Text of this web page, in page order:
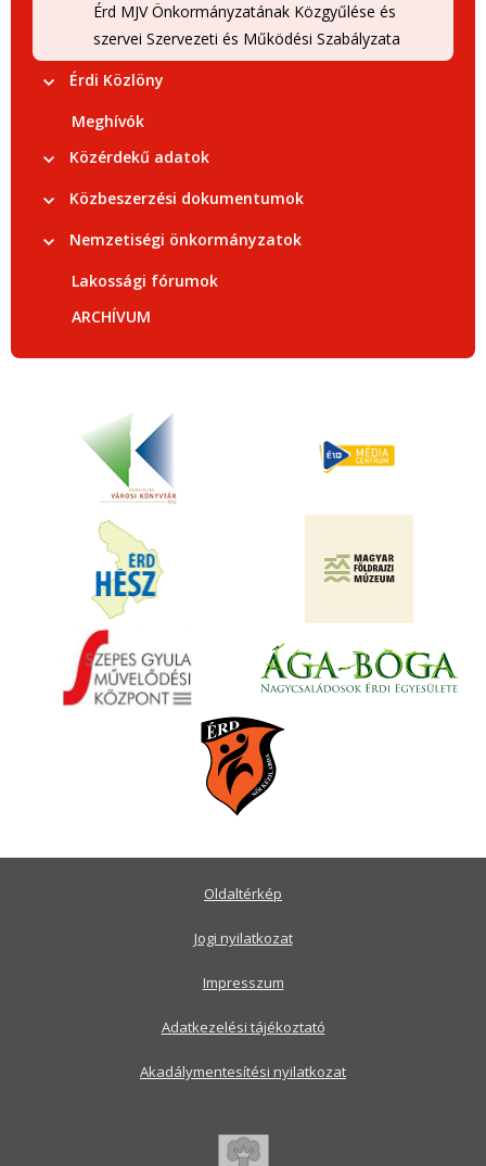
Érd MJV Önkormányzatának Közgyűlése és
szervei Szervezeti és Működési Szabályzata
Érdi Közlöny
Meghívók
Közérdekű adatok
Közbeszerzési dokumentumok
Nemzetiségi önkormányzatok
Lakossági fórumok
ARCHÍVUM
Oldaltérkép
Jogi nyilatkozat
Impresszum
Adatkezelési tájékoztató
Akadálymentesítési nyilatkozat